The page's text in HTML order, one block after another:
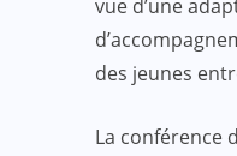
vue d’une
des jeunes
La conférence